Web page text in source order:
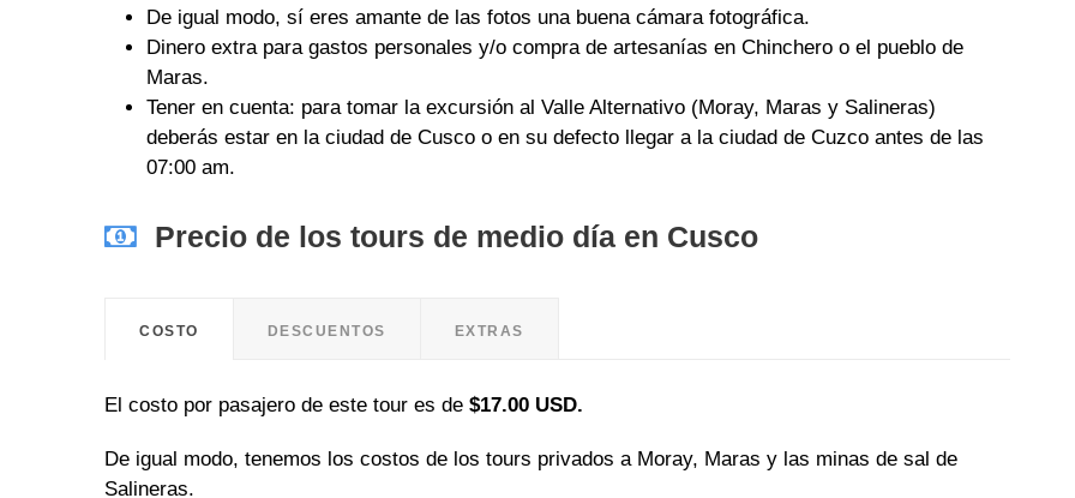
De igual modo, sí eres amante de las fotos una buena cámara fotográfica.
Dinero extra para gastos personales y/o compra de artesanías en Chinchero o el pueblo de
Maras.
Tener en cuenta: para tomar la excursión al Valle Alternativo (Moray, Maras y Salineras)
deberás estar en la ciudad de Cusco o en su defecto llegar a la ciudad de Cuzco antes de las
07:00 am.
Precio de los tours de medio día en Cusco
COSTO DESCUENTOS EXTRAS
El costo por pasajero de este tour es de $17.00 USD.
De igual modo, tenemos los costos de los tours privados a Moray, Maras y las minas de sal de
Salineras.